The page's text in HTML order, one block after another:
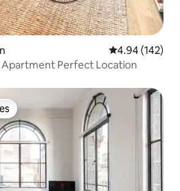
Calificación
4.94 (142)
Perfect Location